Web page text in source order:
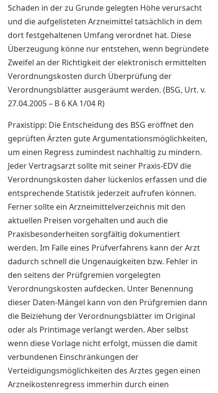
Schaden in der zu Grunde gelegten Höhe verursacht
und die aufgelisteten Arzneimittel tatsächlich in dem
dort festgehaltenen Umfang verordnet hat. Diese
Überzeugung könne nur entstehen, wenn begründete
Zweifel an der Richtigkeit der elektronisch ermittelten
Verordnungskosten durch Überprüfung der
Verordnungsblätter ausgeräumt werden. (BSG, Urt. v.
27.04.2005 – B 6 KA 1/04 R)
Praxistipp: Die Entscheidung des BSG eröffnet den
geprüften Ärzten gute Argumentationsmöglichkeiten,
um einen Regress zumindest nachhaltig zu mindern.
Jeder Vertragsarzt sollte mit seiner Praxis-EDV die
Verordnungskosten daher lückenlos erfassen und die
entsprechende Statistik jederzeit aufrufen können.
Ferner sollte ein Arzneimittelverzeichnis mit den
aktuellen Preisen vorgehalten und auch die
Praxisbesonderheiten sorgfältig dokumentiert
werden. Im Falle eines Prüfverfahrens kann der Arzt
dadurch schnell die Ungenauigkeiten bzw. Fehler in
den seitens der Prüfgremien vorgelegten
Verordnungskosten aufdecken. Unter Benennung
dieser Daten-Mängel kann von den Prüfgremien dann
die Beiziehung der Verordnungsblätter im Original
oder als Printimage verlangt werden. Aber selbst
wenn diese Vorlage nicht erfolgt, müssen die damit
verbundenen Einschränkungen der
Verteidigungsmöglichkeiten des Arztes gegen einen
Arzneikostenregress immerhin durch einen